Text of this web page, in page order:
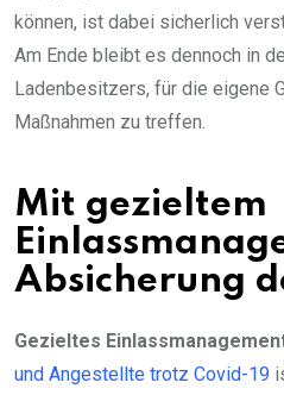
können, ist dabei sicherlich
Am Ende bleibt es dennoch in
Ladenbesitzers, für die eigene
Maßnahmen zu treffen.
Mit gezieltem
Absicherung
Gezieltes
und Angestellte trotz Covid-19